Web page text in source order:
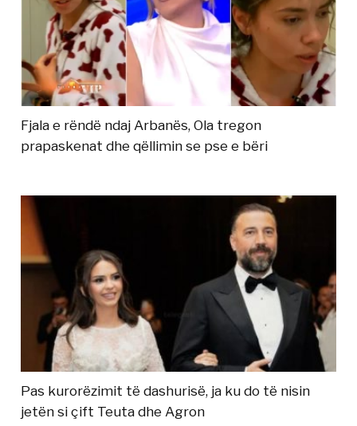
Fjala e rëndë ndaj Arbanës, Ola tregon
prapaskenat dhe qëllimin se pse e bëri
Pas kurorëzimit të dashurisë, ja ku do të nisin
jetën si çift Teuta dhe Agron